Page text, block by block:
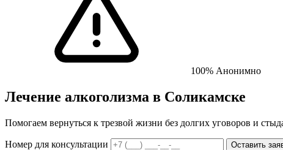
100% Анонимно
Лечение алкоголизма в Соликамске
Помогаем вернуться к трезвой жизни без долгих уговоров и
Номер для консультации Оставить